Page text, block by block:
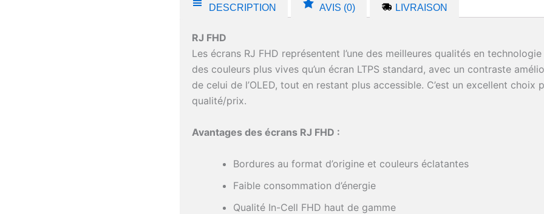
DESCRIPTION AVIS (0) LIVRAISON
RJ FHD
Les écrans RJ FHD représentent l’une des meilleures qualités en
des couleurs plus vives qu’un écran LTPS standard, avec un contraste
de celui de l’OLED, tout en restant plus accessible. C’est un excellent
qualité/prix.
Avantages des écrans RJ FHD :
Bordures au format d’origine et couleurs éclatantes
Faible consommation d’énergie
Qualité In-Cell FHD haut de gamme